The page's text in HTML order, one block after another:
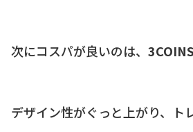
次にコスパが良いのは、 3COINS
デザイン性がぐっと上がり、ト